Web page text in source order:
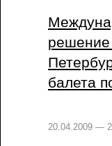
решение
балета
20.04.2009 —